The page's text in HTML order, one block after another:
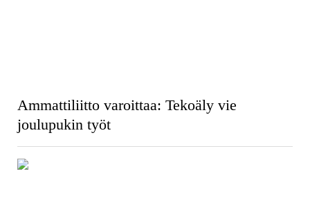
Ammattiliitto varoittaa: Tekoäly vie
joulupukin työt